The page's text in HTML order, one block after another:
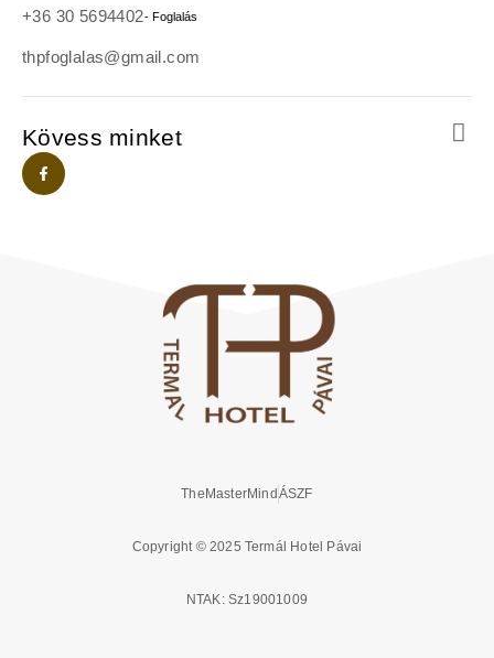
+36 30 5694402- Foglalás
thpfoglalas@gmail.com
Kövess minket
TheMasterMind ÁSZF
Copyright © 2025 Termál Hotel Pávai
NTAK: Sz19001009